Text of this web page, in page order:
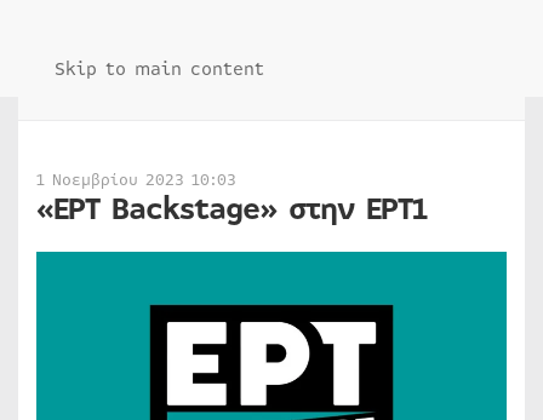
Skip to main content
1 Νοεμβρίου 2023 10:03
«ΕΡΤ Backstage» στην ΕΡΤ1